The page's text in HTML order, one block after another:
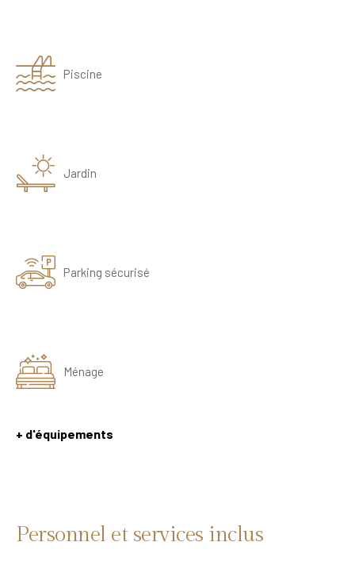
Piscine
Jardin
Parking sécurisé
Ménage
+ d'équipements
Personnel et services inclus